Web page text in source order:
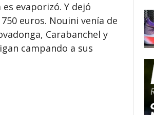
evaporizó. Y dejó
euros. Nouini venía de
Carabanchel y
campando a sus